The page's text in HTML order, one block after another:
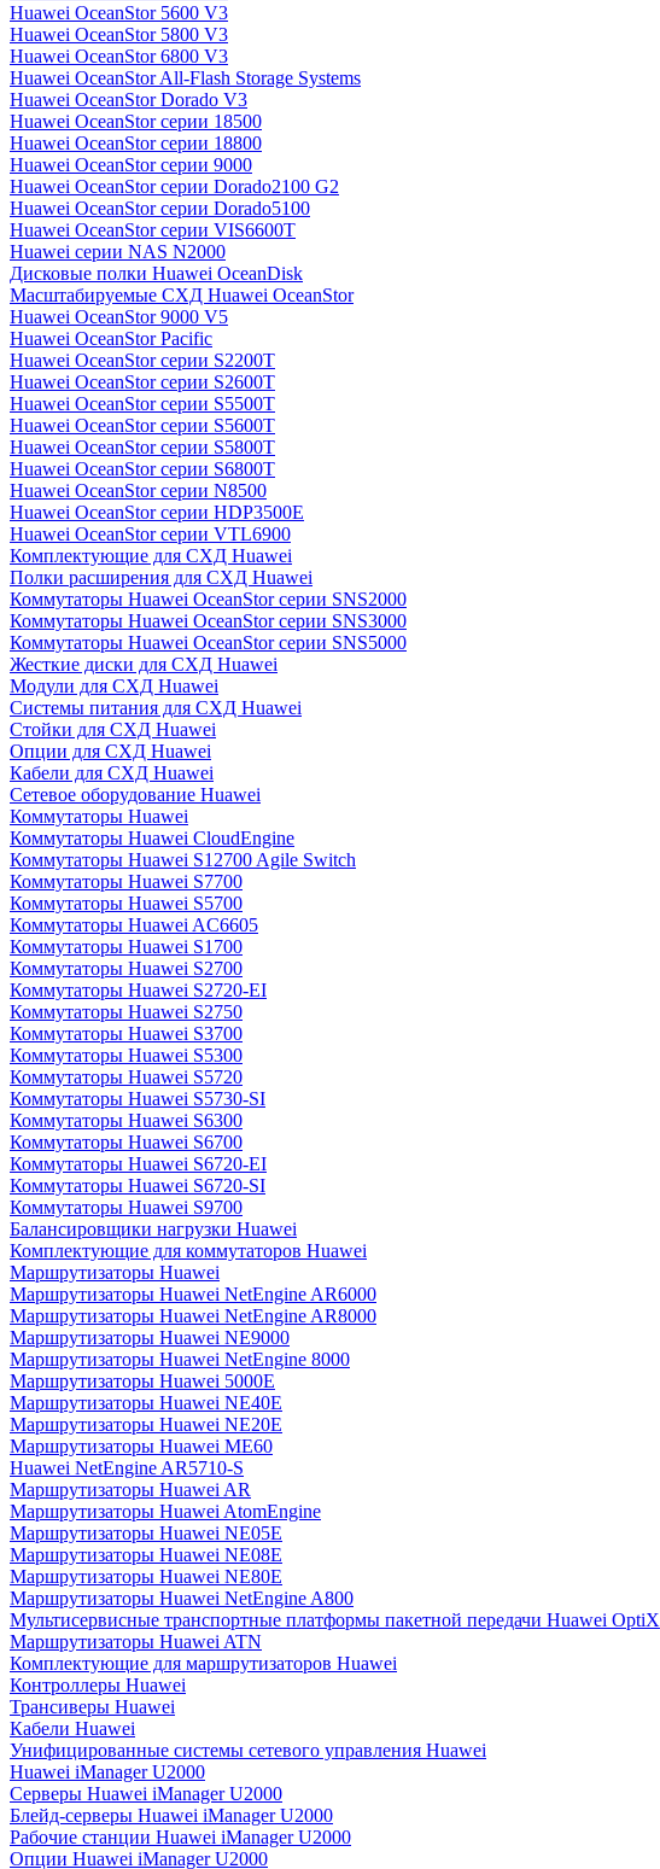
Huawei OceanStor 5600 V3
Huawei OceanStor 5800 V3
Huawei OceanStor 6800 V3
Huawei OceanStor All-Flash Storage Systems
Huawei OceanStor Dorado V3
Huawei OceanStor серии 18500
Huawei OceanStor серии 18800
Huawei OceanStor серии 9000
Huawei OceanStor серии Dorado2100 G2
Huawei OceanStor серии Dorado5100
Huawei OceanStor серии VIS6600T
Huawei серии NAS N2000
Дисковые полки Huawei OceanDisk
Масштабируемые СХД Huawei OceanStor
Huawei OceanStor 9000 V5
Huawei OceanStor Pacific
Huawei OceanStor серии S2200T
Huawei OceanStor серии S2600T
Huawei OceanStor серии S5500T
Huawei OceanStor серии S5600T
Huawei OceanStor серии S5800T
Huawei OceanStor серии S6800T
Huawei OceanStor серии N8500
Huawei OceanStor серии HDP3500E
Huawei OceanStor серии VTL6900
Комплектующие для СХД Huawei
Полки расширения для СХД Huawei
Коммутаторы Huawei OceanStor серии SNS2000
Коммутаторы Huawei OceanStor серии SNS3000
Коммутаторы Huawei OceanStor серии SNS5000
Жесткие диски для СХД Huawei
Модули для СХД Huawei
Системы питания для СХД Huawei
Стойки для СХД Huawei
Опции для СХД Huawei
Кабели для СХД Huawei
Сетевое оборудование Huawei
Коммутаторы Huawei
Коммутаторы Huawei CloudEngine
Коммутаторы Huawei S12700 Agile Switch
Коммутаторы Huawei S7700
Коммутаторы Huawei S5700
Коммутаторы Huawei AC6605
Коммутаторы Huawei S1700
Коммутаторы Huawei S2700
Коммутаторы Huawei S2720-EI
Коммутаторы Huawei S2750
Коммутаторы Huawei S3700
Коммутаторы Huawei S5300
Коммутаторы Huawei S5720
Коммутаторы Huawei S5730-SI
Коммутаторы Huawei S6300
Коммутаторы Huawei S6700
Коммутаторы Huawei S6720-EI
Коммутаторы Huawei S6720-SI
Коммутаторы Huawei S9700
Балансировщики нагрузки Huawei
Комплектующие для коммутаторов Huawei
Маршрутизаторы Huawei
Маршрутизаторы Huawei NetEngine AR6000
Маршрутизаторы Huawei NetEngine AR8000
Маршрутизаторы Huawei NE9000
Маршрутизаторы Huawei NetEngine 8000
Маршрутизаторы Huawei 5000E
Маршрутизаторы Huawei NE40E
Маршрутизаторы Huawei NE20E
Маршрутизаторы Huawei ME60
Huawei NetEngine AR5710-S
Маршрутизаторы Huawei AR
Маршрутизаторы Huawei AtomEngine
Маршрутизаторы Huawei NE05E
Маршрутизаторы Huawei NE08E
Маршрутизаторы Huawei NE80E
Маршрутизаторы Huawei NetEngine A800
Мультисервисные транспортные платформы пакетной передачи Huawei OptiX
Маршрутизаторы Huawei ATN
Комплектующие для маршрутизаторов Huawei
Контроллеры Huawei
Трансиверы Huawei
Кабели Huawei
Унифицированные системы сетевого управления Huawei
Huawei iManager U2000
Серверы Huawei iManager U2000
Блейд-серверы Huawei iManager U2000
Рабочие станции Huawei iManager U2000
Опции Huawei iManager U2000